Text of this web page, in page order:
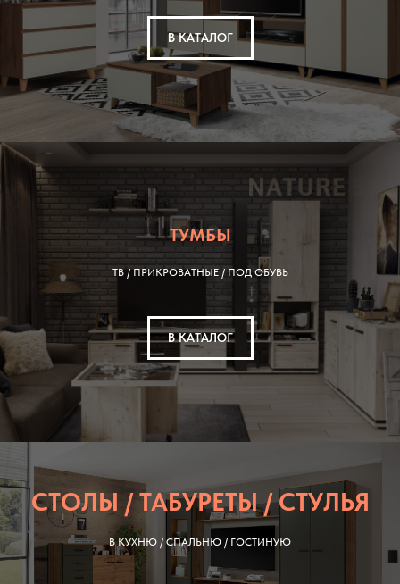
В КАТАЛОГ
ТУМБЫ
ТВ / ПРИКРОВАТНЫЕ / ПОД ОБУВЬ
В КАТАЛОГ
СТОЛЫ / ТАБУРЕТЫ / СТУЛЬЯ
В КУХНЮ / СПАЛЬНЮ / ГОСТИНУЮ